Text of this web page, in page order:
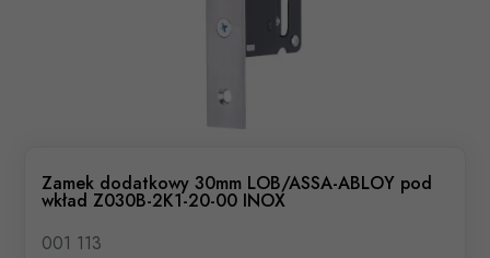
Zamek dodatkowy 30mm LOB/ASSA-ABLOY pod
wkład Z030B-2K1-20-00 INOX
001 113